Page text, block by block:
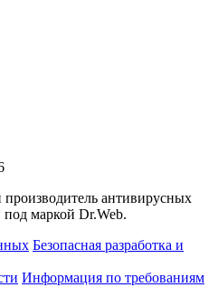
антивирусных
маркой Dr.Web.
Безопасная разработка и
Информация по требованиям